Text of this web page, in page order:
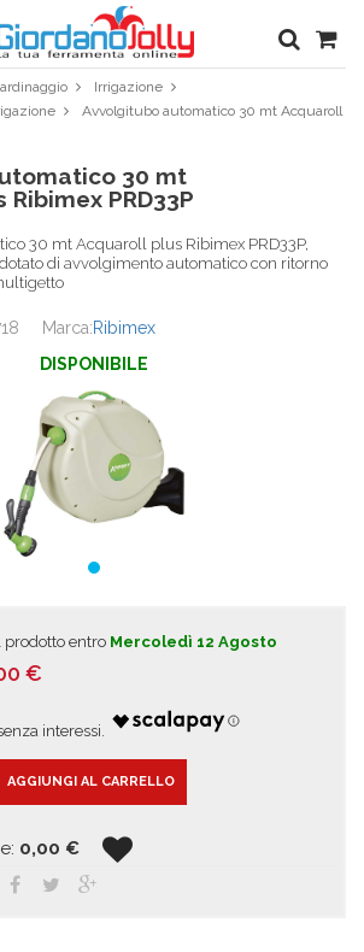
Irrigazione
Avvolgitubo automatico 30 mt Acquaroll
30 mt
PRD33P
30 mt Acquaroll plus Ribimex PRD33P,
di avvolgimento automatico con ritorno
Marca:Ribimex
DISPONIBILE
prodotto entro Mercoledì 12 Agosto
€
AGGIUNGI AL CARRELLO
0,00 €